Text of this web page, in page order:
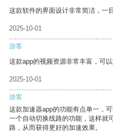
这款软件的界面设计非常简洁，一
2025-10-01
游客
这款app的视频资源非常丰富，可
2025-10-01
游客
这款加速器app的功能有点单一，
一个自动切换线路的功能，这样就
路，从而获得更好的加速效果。